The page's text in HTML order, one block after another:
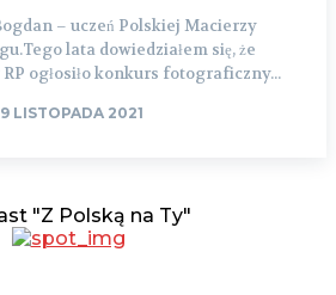
– uczeń Polskiej Macierzy
lata dowiedziałem się, że
ogłosiło konkurs fotograficzny...
9 LISTOPADA 2021
"Z Polską na Ty"